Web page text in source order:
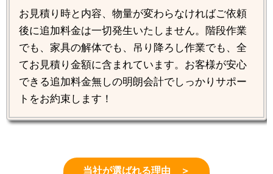
お見積り時と内容、物量が変わらなければご依頼
後に追加料金は一切発生いたしません。階段作業
でも、家具の解体でも、吊り降ろし作業でも、全
てお見積り金額に含まれています。お客様が安心
できる追加料金無しの明朗会計でしっかりサポー
トをお約束します！
当社が選ばれる理由 ＞